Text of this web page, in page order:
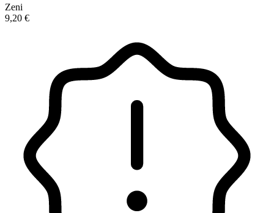
Zeni
9,20 €